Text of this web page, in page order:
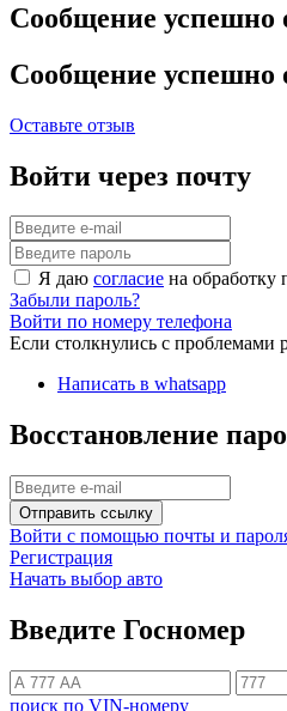
Сообщение успешно
Сообщение успешно
Оставьте отзыв
Войти через почту
Я даю согласие на обработку
Забыли пароль?
Войти по номеру телефона
Если столкнулись с проблемами
Написать в whatsapp
Восстановление
Отправить ссылку
Войти с помощью почты и
Регистрация
Начать выбор авто
Введите Госномер
поиск по VIN-номеру